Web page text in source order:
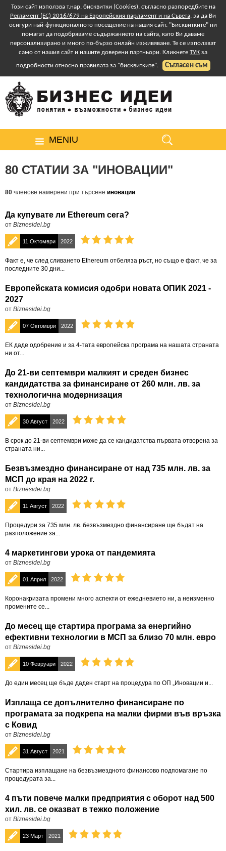
Този сайт използва т.нар. бисквитки (Cookies), съгласно разпоредбите на
Регламент (ЕС) 2016/679 на Европейския парламент и на Съвета, за да Ви
осигури най-функционалното посещение на нашия сайт. "Бисквитките" ни
помагат да подобряваме съдържанието на сайта, като Ви даваме
персонализирано и много по-бързо онлайн изживяване. Те се използват
само от нашия сайт и нашите доверени партньори. Кликнете ТУК за
подробности относно правилата за "бисквитките".
Съгласен съм
MENIU
80 СТАТИИ ЗА "ИНОВАЦИИ"
80 членове намерени при търсене иновации
Да купувате ли Ethereum сега?
от Biznesidei.bg
11 Октомври 2022
Факт е, че след сливането Ethereum отбеляза ръст, но също е факт, че за
последните 30 дни...
Европейската комисия одобри новата ОПИК 2021 -
2027
от Biznesidei.bg
07 Октомври 2022
ЕК даде одобрение и за 4-тата европейска програма на нашата страната
ни от...
До 21-ви септември малкият и среден бизнес
кандидатства за финансиране от 260 млн. лв. за
технологична модернизация
от Biznesidei.bg
30 Август 2022
В срок до 21-ви септември може да се кандидатства първата отворена за
страната ни...
Безвъзмездно финансиране от над 735 млн. лв. за
МСП до края на 2022 г.
от Biznesidei.bg
11 Август 2022
Процедури за 735 млн. лв. безвъзмездно финансиране ще бъдат на
разположение за...
4 маркетингови урока от пандемията
от Biznesidei.bg
01 Април 2022
Коронакризата промени много аспекти от ежедневието ни, а неизменно
промените се...
До месец ще стартира програма за енергийно
ефективни технологии в МСП за близо 70 млн. евро
от Biznesidei.bg
10 Февруари 2022
До един месец ще бъде даден старт на процедура по ОП „Иновации и...
Изплаща се допълнително финансиране по
програмата за подкрепа на малки фирми във връзка
с Ковид
от Biznesidei.bg
31 Август 2021
Стартира изплащане на безвъзмездното финансово подпомагане по
процедурата за...
4 пъти повече малки предприятия с оборот над 500
хил. лв. се оказват в тежко положение
от Biznesidei.bg
23 Март 2021